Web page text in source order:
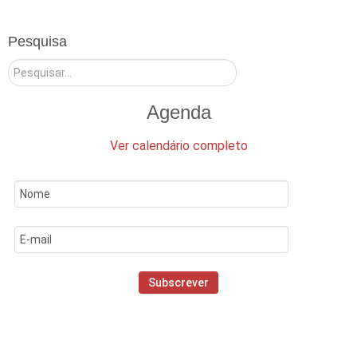
Pesquisa
Pesquisar
Agenda
Ver calendário completo